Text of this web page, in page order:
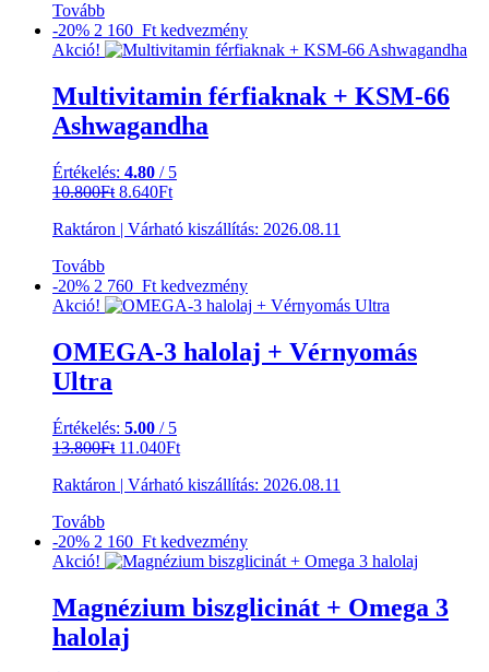
Tovább
-20% 2 160 Ft kedvezmény
Akció!
Multivitamin férfiaknak + KSM-66
Ashwagandha
Értékelés: 4.80 / 5
10.800Ft Original
was:
8.640FtCurrent
is:
Raktáron | Várható kiszállítás: 2026.08.11
Tovább
-20% 2 760 Ft kedvezmény
Akció!
OMEGA-3 halolaj + Vérnyomás
Ultra
Értékelés: 5.00 / 5
13.800Ft Original
was:
11.040FtCurrent
is:
Raktáron | Várható kiszállítás: 2026.08.11
Tovább
-20% 2 160 Ft kedvezmény
Akció!
Magnézium biszglicinát + Omega 3
halolaj